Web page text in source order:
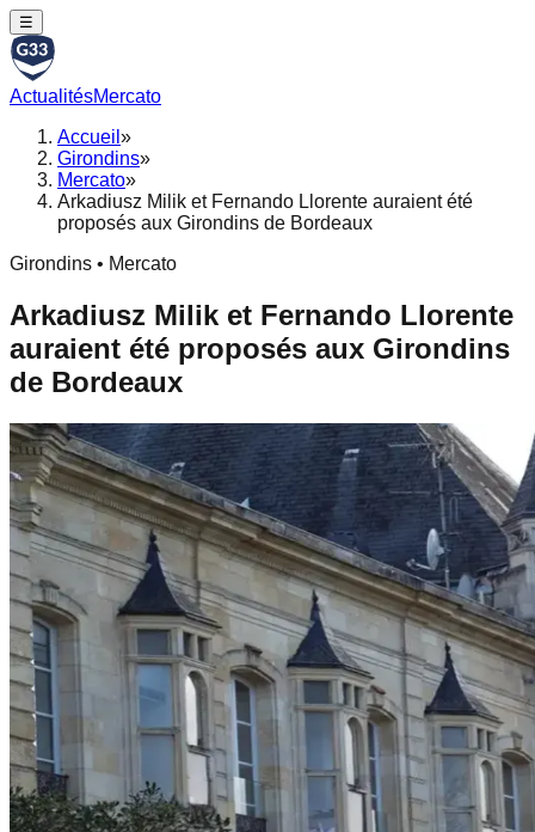
☰
ActualitésMercato
Accueil »
Girondins»
Mercato»
Arkadiusz Milik et Fernando Llorente auraient été
proposés aux Girondins de Bordeaux
Girondins • Mercato
Arkadiusz Milik et Fernando Llorente
auraient été proposés aux Girondins
de Bordeaux